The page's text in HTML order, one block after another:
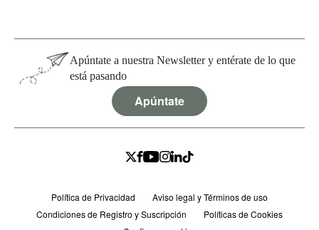
Apúntate a nuestra Newsletter y entérate de lo que
está pasando
Apúntate
Política de Privacidad
Aviso legal y Términos de uso
Condiciones de Registro y Suscripción
Políticas de Cookies